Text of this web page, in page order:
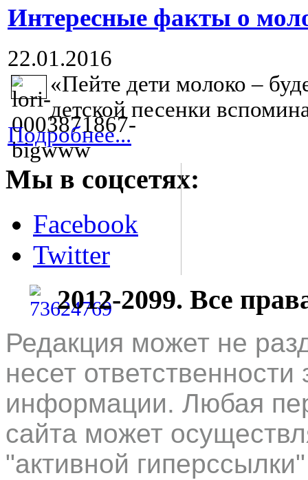
Интересные факты о
22.01.2016
«Пейте дети молоко –
детской песенки
Подробнее...
Мы в соцсетях:
Facebook
Twitter
2012-2099. Все
Редакция может не
несет
информации. Любая
сайта может
"активной